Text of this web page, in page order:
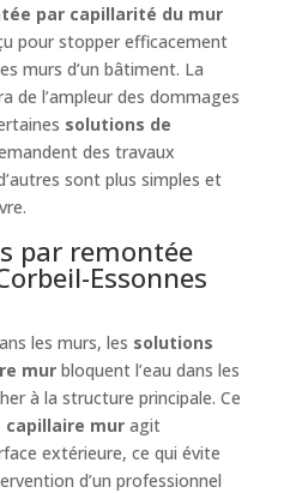
par capillarité du mur
pour stopper efficacement
murs d’un bâtiment. La
de l’ampleur des dommages
solutions de
des travaux
sont plus simples et
par remontée
Essonnes
les murs, les solutions
murbloquent l’eau dans les
à la structure principale. Ce
muragit
extérieure, ce qui évite
d’un professionnel